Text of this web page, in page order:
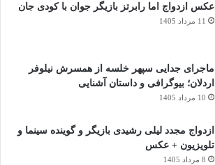
عکس ازدواج اما رابرتز بازیگر جوان با کودی جان
11 مرداد 1405
ماجرای جدایی سپهر خلسه از همسرش نیلوفر
اردلان؛ بیوگرافی و داستان آشنایی
10 مرداد 1405
ازدواج مجدد لیلی رشیدی بازیگر و گوینده سینما و
تلویزیون + عکس
8 مرداد 1405